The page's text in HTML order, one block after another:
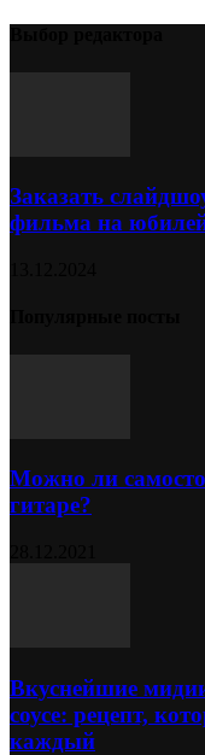
Заказать
фильма на
Можно ли
гитаре?
Вкуснейшие
соусе: рецепт,
каждый